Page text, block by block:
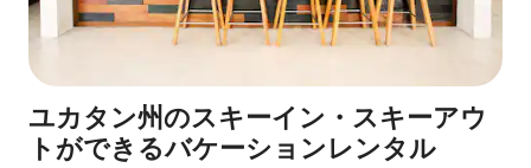
ユカタン州のスキーイン・スキーアウ
トができるバケーションレンタル